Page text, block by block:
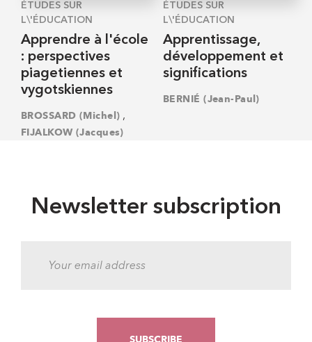
ÉTUDES SUR
L\'ÉDUCATION
Apprendre à l'école
: perspectives
piagetiennes et
vygotskiennes
BROSSARD (Michel) ,
FIJALKOW (Jacques)
ÉTUDES SUR
L\'ÉDUCATION
Apprentissage,
développement et
significations
BERNIÉ (Jean-Paul)
Newsletter subscription